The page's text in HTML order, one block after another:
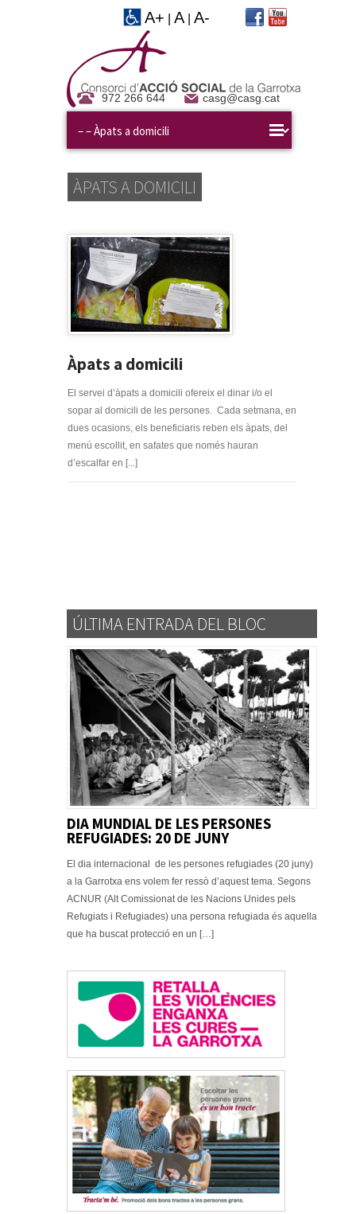
A+ A A-
972 266 644 casg@casg.cat
ÀPATS A DOMICILI
Àpats a domicili
El servei d’àpats a domicili ofereix el dinar i/o el
sopar al domicili de les persones. Cada setmana, en
dues ocasions, els beneficiaris reben els àpats, del
menú escollit, en safates que només hauran
d’escalfar en [...]
ÚLTIMA ENTRADA DEL BLOC
DIA MUNDIAL DE LES PERSONES
REFUGIADES: 20 DE JUNY
El dia internacional de les persones refugiades (20 juny)
a la Garrotxa ens volem fer ressò d’aquest tema. Segons
ACNUR (Alt Comissionat de les Nacions Unides pels
Refugiats i Refugiades) una persona refugiada és aquella
que ha buscat protecció en un […]